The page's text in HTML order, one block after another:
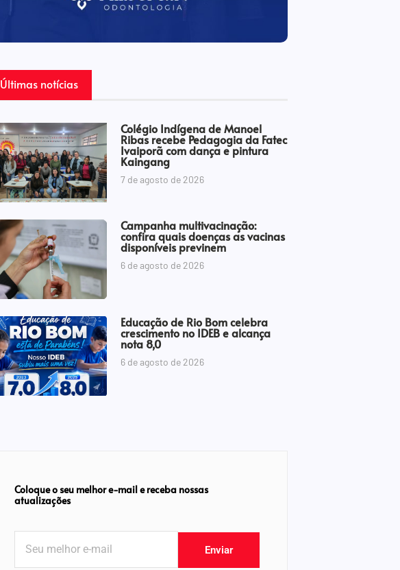
Últimas notícias
Colégio Indígena de Manoel
Ribas recebe Pedagogia da Fatec
Ivaiporã com dança e pintura
Kaingang
7 de agosto de 2026
Campanha multivacinação:
confira quais doenças as vacinas
disponíveis previnem
6 de agosto de 2026
Educação de Rio Bom celebra
crescimento no IDEB e alcança
nota 8,0
6 de agosto de 2026
Coloque o seu melhor e-mail e receba nossas
atualizações
Enviar